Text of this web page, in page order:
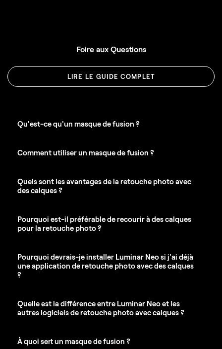
Foire auxQuestions
LIRE LE GUIDE COMPLET
Qu'est-ce qu'un masque de fusion ?
Comment utiliser un masque de fusion ?
Quels sont les avantages de la retouche photo avec
des calques ?
Pourquoi est-il préférable de recourir à des calques
pour la retouche photo ?
Pourquoi devrais-je installer Luminar Neo si j'ai déjà
une application de retouche photo avec des calques
?
Quelle est la différence entre Luminar Neo et les
autres logiciels de retouche photo avec calques ?
À quoi sert un masque de fusion ?